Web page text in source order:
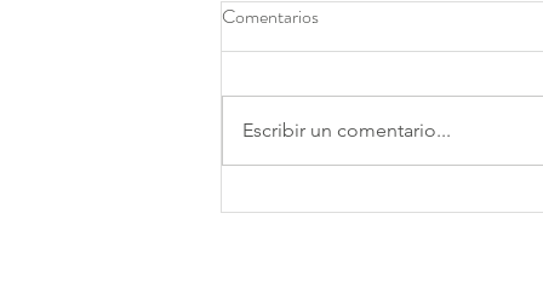
Eliminar entradas
Comentarios
Escribir un comentario...